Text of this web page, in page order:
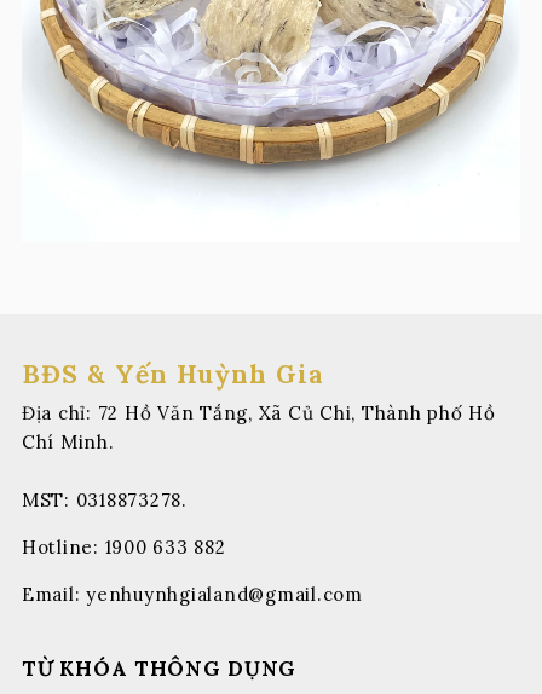
BĐS & Yến Huỳnh Gia
Địa chỉ: 72 Hồ Văn Tắng, Xã Củ Chi, Thành phố Hồ
Chí Minh.
MST: 0318873278.
Hotline: 1900 633 882
Email:yenhuynhgialand@gmail.com
TỪ KHÓA THÔNG DỤNG